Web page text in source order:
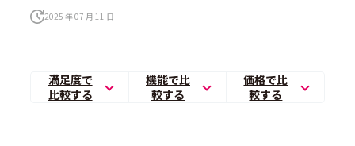
2025 年 07 月 11 日
満足度で
比較する
機能で比
較する
価格で比
較する